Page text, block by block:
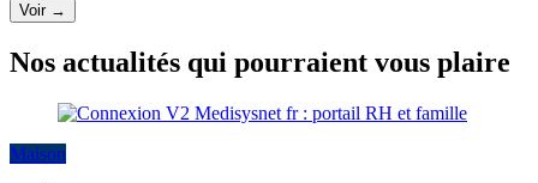
Voir →
Nos actualités qui pourraient vous plaire
Maison